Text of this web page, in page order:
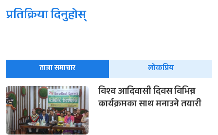
प्रतिक्रिया दिनुहोस्
ताजा समाचार लोकप्रिय
विश्व आदिवासी दिवस विभिन्न
कार्यक्रमका साथ मनाउने तयारी